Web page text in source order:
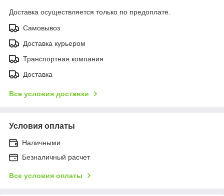
Доставка осуществляется только по предоплате.
Самовывоз
Доставка курьером
Транспортная компания
Доставка
Все условия доставки
Условия оплаты
Наличными
Безналичный расчет
Все условия оплаты